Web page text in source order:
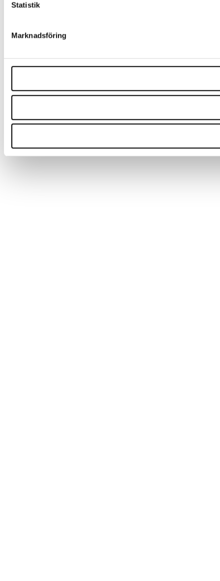
Statistik
Marknadsföring